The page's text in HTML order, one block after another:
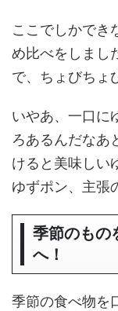
ここでしかでき
め比べをしまし
で、ちょびちょ
いやあ、一口に
ろあるんだなあ
けると美味しい
ゆずポン、主張
季節のもの
へ！
季節の食べ物を